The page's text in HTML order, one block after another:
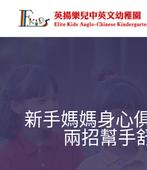
新手媽媽身心
兩招幫手